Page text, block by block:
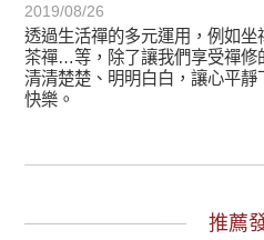
2019/08/26
透過生活禪的多元運用，例如坐
茶禪…等，除了讓我們享受禪修
清清楚楚、明明白白，讓心平
快樂。
推薦